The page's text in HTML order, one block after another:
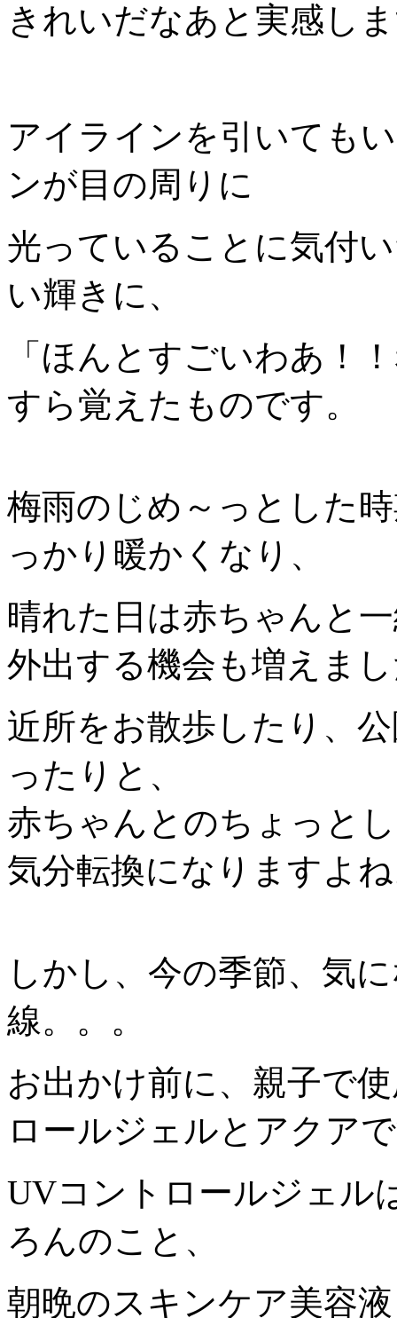
きれいだなあと実感し
アイラインを引いても
ンが目の周りに
光っていることに気付
い輝きに、
「ほんとすごいわあ！
すら覚えたものです。
梅雨のじめ～っとした
っかり暖かくなり、
晴れた日は赤ちゃんと
外出する機会も増えま
近所をお散歩したり、
ったりと、
赤ちゃんとのちょっと
気分転換になりますよ
しかし、今の季節、気
線。。。
お出かけ前に、親子で
ロールジェルとアクア
UVコントロールジェル
ろんのこと、
朝晩のスキンケア美容